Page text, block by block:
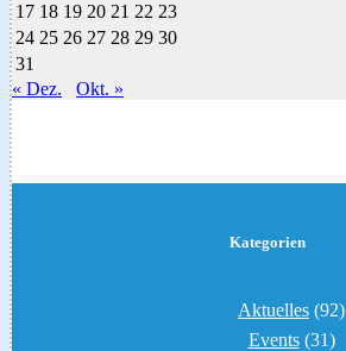
17 18 19 20 21 22 23
24 25 26 27 28 29 30
31
« Dez.
Okt. »
Kategorien
Aktuelles (92)
Events(31)